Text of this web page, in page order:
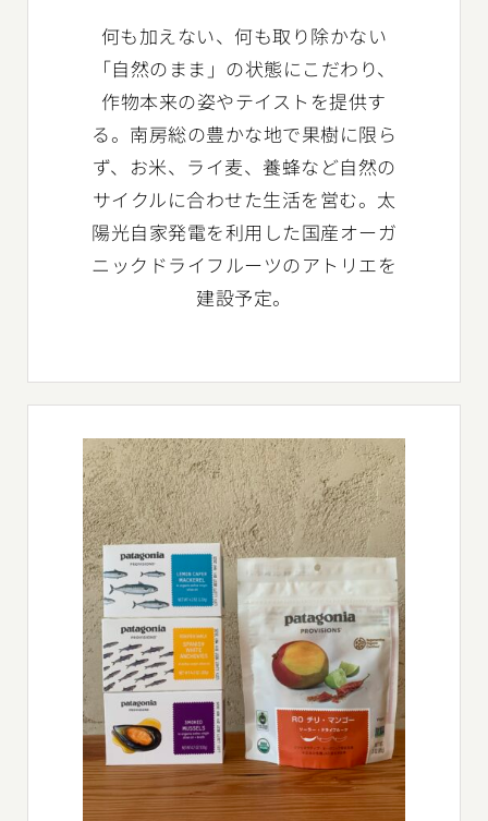
何も加えない、何も取り除かない
「自然のまま」の状態にこだわり、
作物本来の姿やテイストを提供す
る。南房総の豊かな地で果樹に限ら
ず、お米、ライ麦、養蜂など自然の
サイクルに合わせた生活を営む。太
陽光自家発電を利用した国産オーガ
ニックドライフルーツのアトリエを
建設予定。